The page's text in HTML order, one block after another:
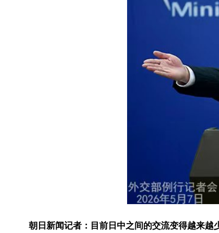
朝日新闻记者：目前日中之间的交流变得越来